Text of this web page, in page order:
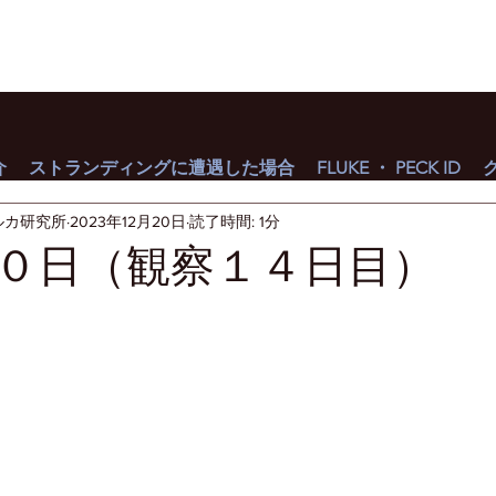
日（観察１４日目）
カ研究所 2023年12月20日 読了時間: 1分
ストランディングに遭遇した場合 FLUKE ・ PECK ID